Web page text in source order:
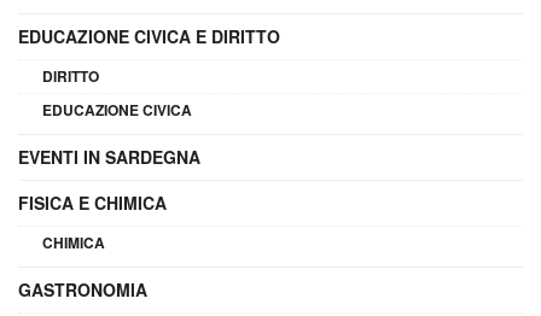
EDUCAZIONE CIVICA E DIRITTO
DIRITTO
EDUCAZIONE CIVICA
EVENTI IN SARDEGNA
FISICA E CHIMICA
CHIMICA
GASTRONOMIA